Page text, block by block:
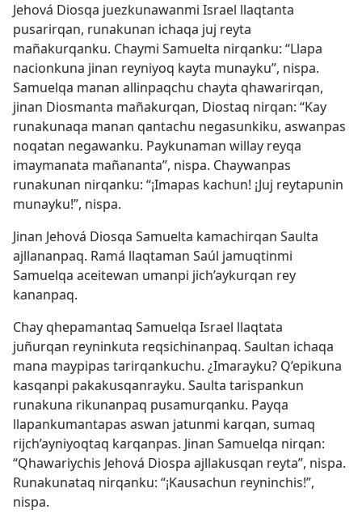
Jehová Diosqa juezkunawanmi Israel llaqtanta
pusarirqan, runakunan ichaqa juj reyta
mañakurqanku. Chaymi Samuelta nirqanku: “Llapa
nacionkuna jinan reyniyoq kayta munayku”, nispa.
Samuelqa manan allinpaqchu chayta qhawarirqan,
jinan Diosmanta mañakurqan, Diostaq nirqan: “Kay
runakunaqa manan qantachu negasunkiku, aswanpas
noqatan negawanku. Paykunaman willay reyqa
imaymanata mañananta”, nispa. Chaywanpas
runakunan nirqanku: “¡Imapas kachun! ¡Juj reytapunin
munayku!”, nispa.
Jinan Jehová Diosqa Samuelta kamachirqan Saulta
ajllananpaq. Ramá llaqtaman Saúl jamuqtinmi
Samuelqa aceitewan umanpi jich’aykurqan rey
kananpaq.
Chay qhepamantaq Samuelqa Israel llaqtata
juñurqan reyninkuta reqsichinanpaq. Saultan ichaqa
mana maypipas tarirqankuchu. ¿Imarayku? Q’epikuna
kasqanpi pakakusqanrayku. Saulta tarispankun
runakuna rikunanpaq pusamurqanku. Payqa
llapankumantapas aswan jatunmi karqan, sumaq
rijch’ayniyoqtaq karqanpas. Jinan Samuelqa nirqan:
“Qhawariychis Jehová Diospa ajllakusqan reyta”, nispa.
Runakunataq nirqanku: “¡Kausachun reyninchis!”,
nispa.